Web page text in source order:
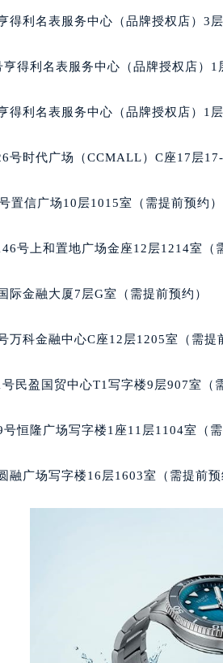
市铁东区站前街天梭售后服务中心（
市双塔区新华路天梭售后服务中心（
市新抚区东一路天梭售后服务中心（
岛市连山区中央路天梭售后服务中心
市白塔区新运大街天梭售后服务中心
市银州区南马路天梭售后服务中心（
市沈河区中街路137号亨得利名表维
区建国门外大街甲6号华熙国际中心
市竞秀区朝阳北大街北国先天下天梭
区巴彦淖尔市临河区新华街天梭售后
区赤峰市红山区哈达街天梭售后服务
区乌兰察布市集宁区恩和大街天梭售
区锡林郭勒盟市锡林浩特市光明街
区兴安盟市乌兰浩特市兴安大街天梭
市平城区迎宾街天梭售后服务中心（
得利名表服务中心（品牌授权店）3
得利名表服务中心（品牌授权店）1
得利名表服务中心（品牌授权店）1
号时代广场（CCMALL）C座17层17-
置信广场10层1015室（需提前预约）
号上和置地广场金座12层1214室（
际金融大厦7层G室（需提前预约）
万科金融中心C座12层1205室（需提
民盈国贸中心T1写字楼9层907室（
恒隆广场写字楼1座11层1104室（需
融广场写字楼16层1603室（需提前预